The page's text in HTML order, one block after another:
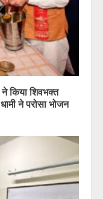
किया शिवभक्त
ने परोसा भोजन